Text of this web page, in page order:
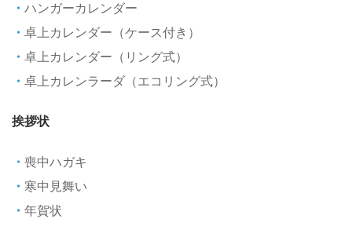
ハンガーカレンダー
卓上カレンダー（ケース付き）
卓上カレンダー（リング式）
卓上カレンラーダ（エコリング式）
挨拶状
喪中ハガキ
寒中見舞い
年賀状